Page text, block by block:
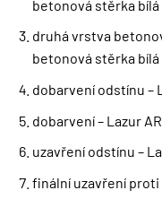
betonová stěrka
druhá vrstva
betonová stěrka
dobarvení odstínu –
dobarvení – Lazur
uzavření odstínu –
finální uzavření proti